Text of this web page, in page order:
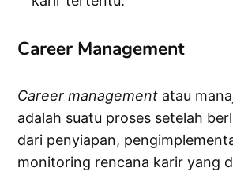
Career Management
Career management atau
adalah suatu proses setelah
dari penyiapan,
monitoring rencana karir yang